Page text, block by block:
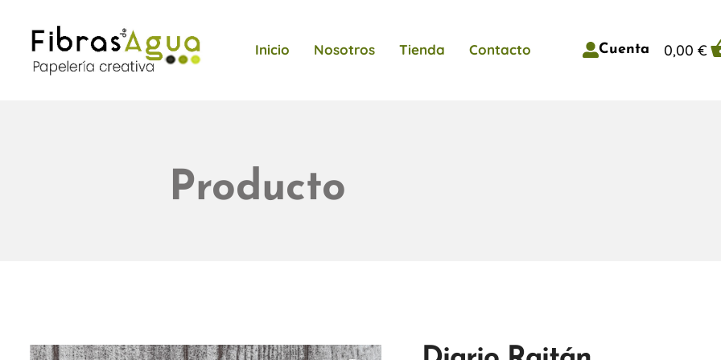
Inicio Nosotros Tienda Contacto Cuenta 0,00 €
Producto